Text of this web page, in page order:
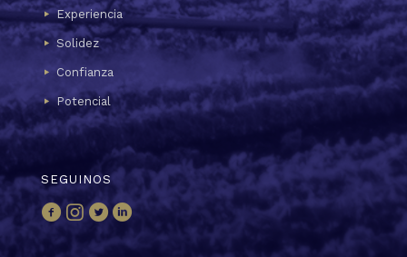
Experiencia
Solidez
Confianza
Potencial
SEGUINOS